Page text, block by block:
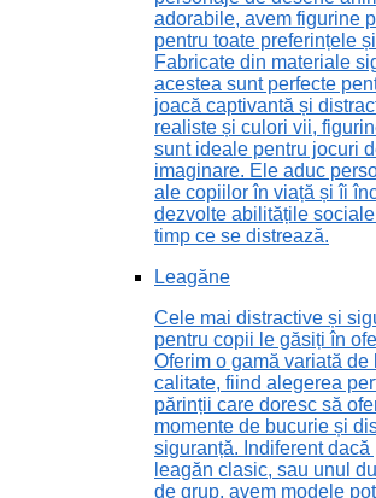
adorabile, avem figurine
pentru toate preferințele
Fabricate din materiale
acestea sunt perfecte
joacă captivantă și
realiste și culori vii,
sunt ideale pentru jocuri
imaginare. Ele aduc
ale copiilor în viață și îi
dezvolte abilitățile
timp ce se distrează.
Leagăne
Cele mai distractive și
pentru copii le găsiți în
Oferim o gamă variată
calitate, fiind alegerea
părinții care doresc să
momente de bucurie și
siguranță. Indiferent dacă
leagăn clasic, sau unul
de grup, avem modele